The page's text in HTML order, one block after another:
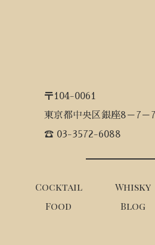
〒104-0061
東京都中央区銀座8－7－
☎ 03-3572-6088
Cocktail Whisky
Food
Blog